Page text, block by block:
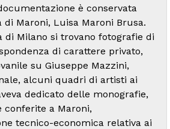
è conservata
di Maroni, Luisa Maroni Brusa.
di Milano si trovano fotografie di
di carattere privato,
su Giuseppe Mazzini,
alcuni quadri di artisti ai
dedicato delle monografie,
conferite a Maroni,
tecnico-economica relativa ai